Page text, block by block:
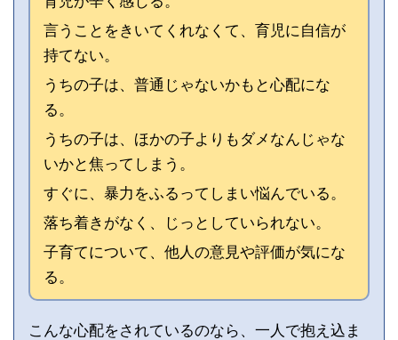
言うことをきいてくれなくて、育児に自信が
持てない。
うちの子は、普通じゃないかもと心配にな
る。
うちの子は、ほかの子よりもダメなんじゃな
いかと焦ってしまう。
すぐに、暴力をふるってしまい悩んでいる。
落ち着きがなく、じっとしていられない。
子育てについて、他人の意見や評価が気にな
る。
こんな心配をされているのなら、一人で抱え込ま